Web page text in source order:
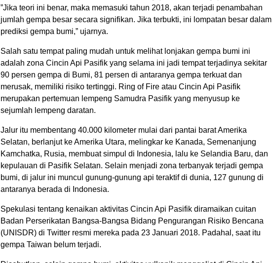
”Jika teori ini benar, maka memasuki tahun 2018, akan terjadi penambahan
jumlah gempa besar secara signifikan. Jika terbukti, ini lompatan besar dalam
prediksi gempa bumi,” ujarnya.
Salah satu tempat paling mudah untuk melihat lonjakan gempa bumi ini
adalah zona Cincin Api Pasifik yang selama ini jadi tempat terjadinya sekitar
90 persen gempa di Bumi, 81 persen di antaranya gempa terkuat dan
merusak, memiliki risiko tertinggi. Ring of Fire atau Cincin Api Pasifik
merupakan pertemuan lempeng Samudra Pasifik yang menyusup ke
sejumlah lempeng daratan.
Jalur itu membentang 40.000 kilometer mulai dari pantai barat Amerika
Selatan, berlanjut ke Amerika Utara, melingkar ke Kanada, Semenanjung
Kamchatka, Rusia, membuat simpul di Indonesia, lalu ke Selandia Baru, dan
kepulauan di Pasifik Selatan. Selain menjadi zona terbanyak terjadi gempa
bumi, di jalur ini muncul gunung-gunung api teraktif di dunia, 127 gunung di
antaranya berada di Indonesia.
Spekulasi tentang kenaikan aktivitas Cincin Api Pasifik diramaikan cuitan
Badan Perserikatan Bangsa-Bangsa Bidang Pengurangan Risiko Bencana
(UNISDR) di Twitter resmi mereka pada 23 Januari 2018. Padahal, saat itu
gempa Taiwan belum terjadi.